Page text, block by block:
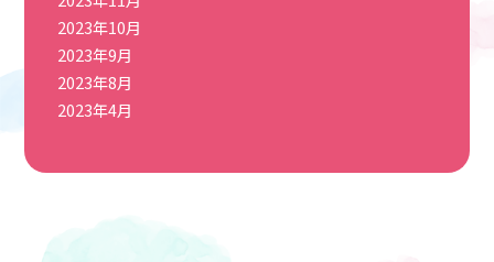
2023年10月
2023年9月
2023年8月
2023年4月